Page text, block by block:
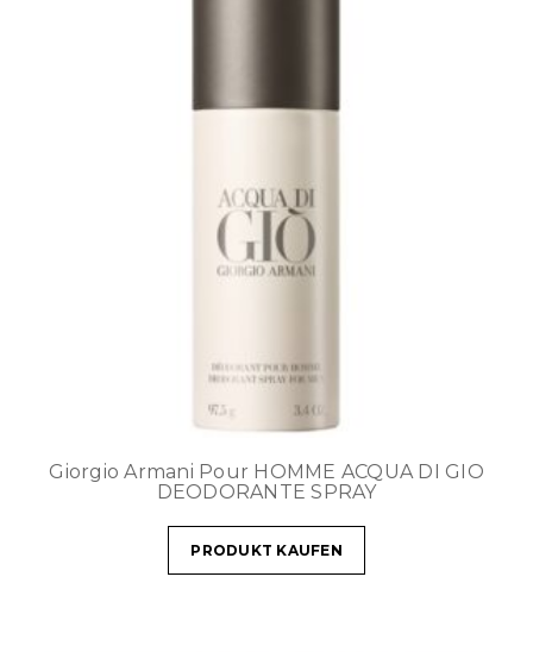
Giorgio Armani Pour HOMME ACQUA DI GIO
DEODORANTE SPRAY
PRODUKT KAUFEN